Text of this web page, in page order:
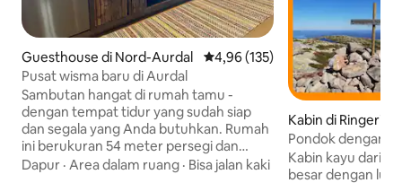
Guesthouse di Nord-Aurdal Nilai rata-rata 4,96 dari 5, 135
4,96 (135)
Pusat wisma baru di Aurdal
Sambutan hangat di rumah tamu -
dengan tempat tidur yang sudah siap
dan segala yang Anda butuhkan. Rumah
ini berukuran 54 meter persegi dan
dibangun dengan kayu gelondongan dan
Dapur · Area dalam ruang · Bisa jalan kaki
Kabin di Ringerike
Pondok dengan
Kabin kayu dari
besar dengan